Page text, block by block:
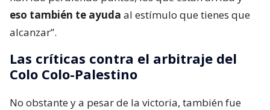
eso también te ayuda al estímulo que tienes que
alcanzar”.
Las críticas contra el arbitraje del
Colo Colo-Palestino
No obstante y a pesar de la victoria, también fue